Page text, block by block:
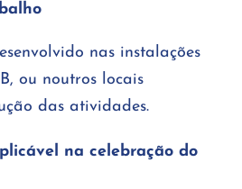
nas instalações
ou noutros locais
das atividades.
na celebração do